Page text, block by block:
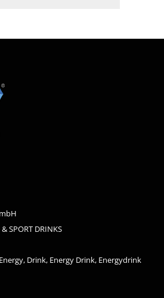
& SPORT DRINKS
Drink, Energy Drink, Energydrink